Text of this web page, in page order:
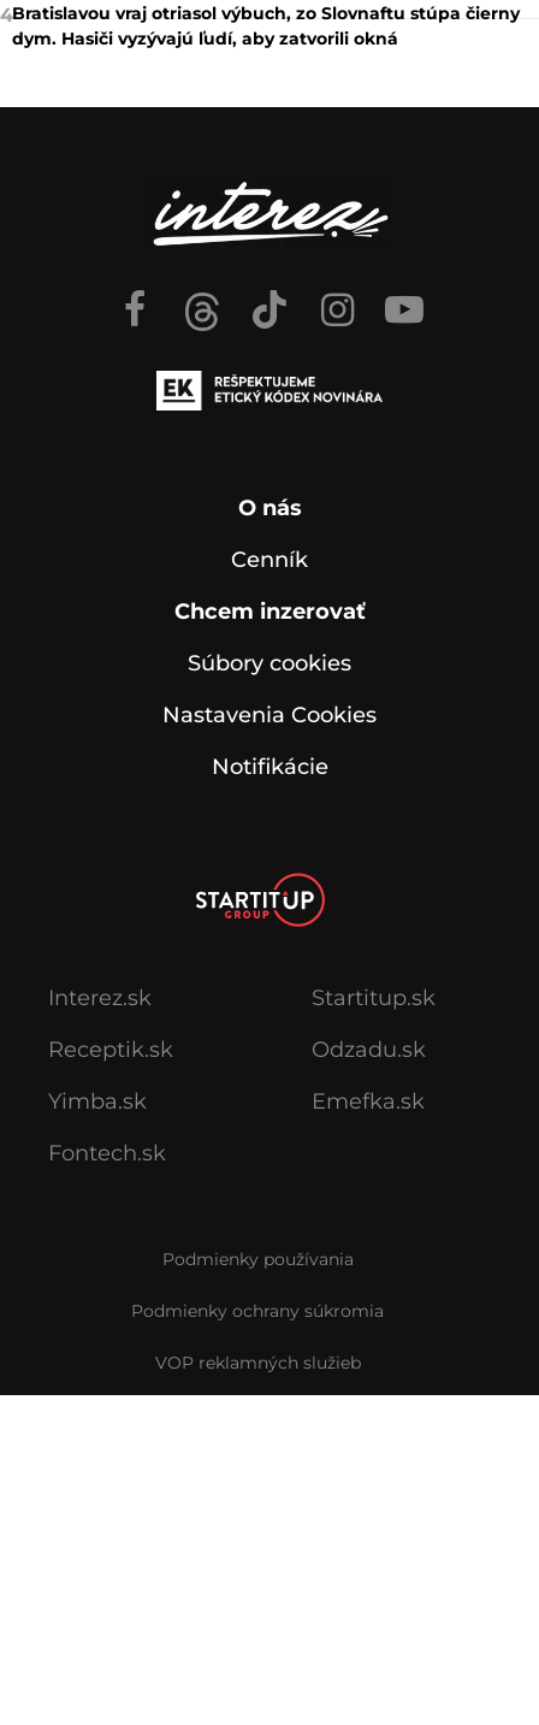
4Bratislavou vraj otriasol výbuch, zo Slovnaftu stúpa čierny
dym. Hasiči vyzývajú ľudí, aby zatvorili okná
O nás
Cenník
Chcem inzerovať
Súbory cookies
Nastavenia Cookies
Notifikácie
Interez.sk
Receptik.sk
Yimba.sk
Fontech.sk
Startitup.sk
Odzadu.sk
Emefka.sk
Podmienky používania
Podmienky ochrany súkromia
VOP reklamných služieb